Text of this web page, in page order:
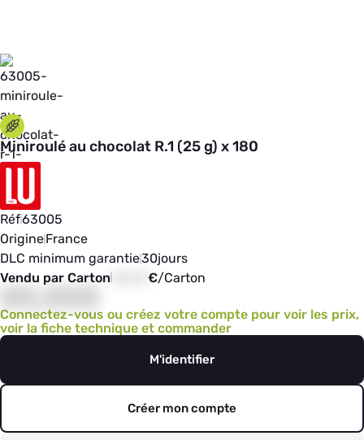
Miniroulé au chocolat R.1 (25 g) x 180
Réf63005
OrigineFrance
DLC minimum garantie30jours
Vendu par Carton
€/Carton
Connectez-vous ou créez votre compte pour voir les prix,
voir la fiche technique et commander
M'identifier
Créer mon compte